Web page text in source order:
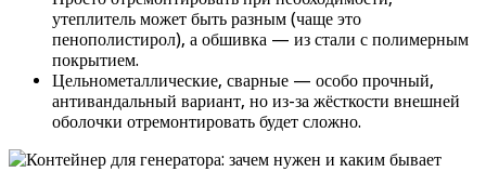
утеплитель может быть разным (чаще это
пенополистирол), а обшивка — из стали с полимерным
покрытием.
Цельнометаллические, сварные — особо прочный,
антивандальный вариант, но из-за жёсткости внешней
оболочки отремонтировать будет сложно.